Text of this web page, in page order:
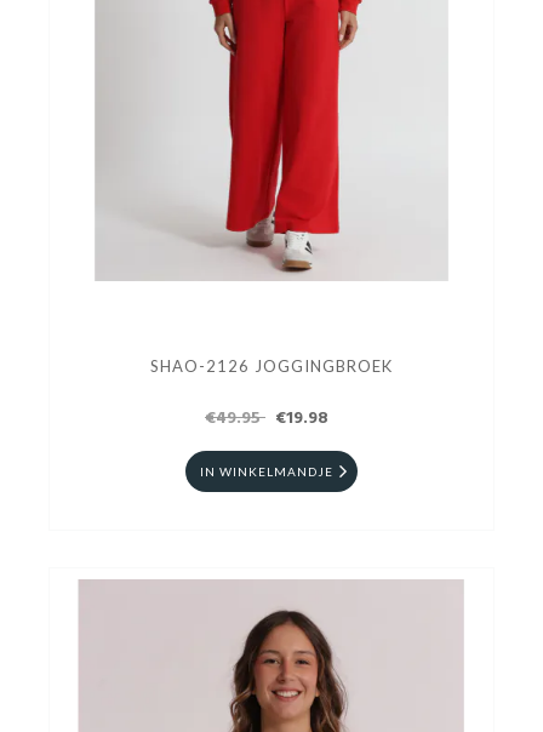
SHAO-2126 JOGGINGBROEK
€49.95 €19.98
IN WINKELMANDJE